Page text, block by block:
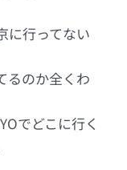
に行ってない
るのか全くわ
でどこに行く